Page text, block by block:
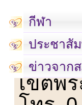
กีฬา
ประชาสั
ข่าวจาก
เลขที่
เขตพ